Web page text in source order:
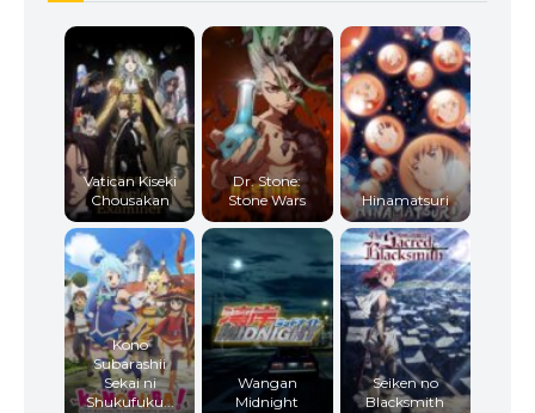
Vatican Kiseki
Chousakan
Dr. Stone:
Stone Wars
Hinamatsuri
Kono
Subarashii
Sekai ni
Shukufuku...
Wangan
Midnight
Seiken no
Blacksmith